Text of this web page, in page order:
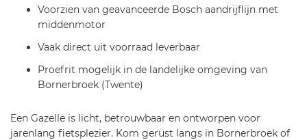
Voorzien van geavanceerde Bosch aandrijflijn met
middenmotor
Vaak direct uit voorraad leverbaar
Proefrit mogelijk in de landelijke omgeving van
Bornerbroek (Twente)
Een Gazelle is licht, betrouwbaar en ontworpen voor
jarenlang fietsplezier. Kom gerust langs in Bornerbroek of